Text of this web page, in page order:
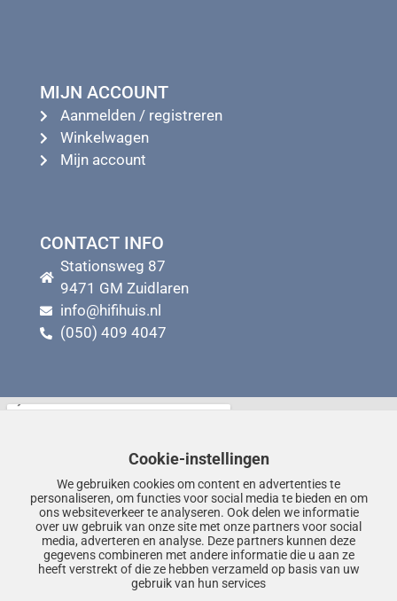
MIJN ACCOUNT
Aanmelden / registreren
Winkelwagen
Mijn account
CONTACT INFO
Stationsweg 87
9471 GM Zuidlaren
info@hifihuis.nl
(050) 409 4047
Cookie-instellingen
We gebruiken cookies om content en advertenties te
personaliseren, om functies voor social media te bieden en om
ons websiteverkeer te analyseren. Ook delen we informatie
over uw gebruik van onze site met onze partners voor social
media, adverteren en analyse. Deze partners kunnen deze
gegevens combineren met andere informatie die u aan ze
heeft verstrekt of die ze hebben verzameld op basis van uw
gebruik van hun services